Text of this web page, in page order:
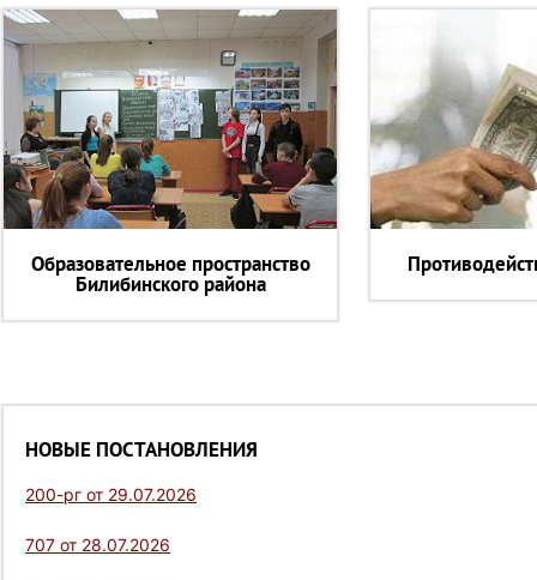
Образовательное пространство
Билибинского района
НОВЫЕ ПОСТАНОВЛЕНИЯ
200-рг от 29.07.2026
707 от 28.07.2026